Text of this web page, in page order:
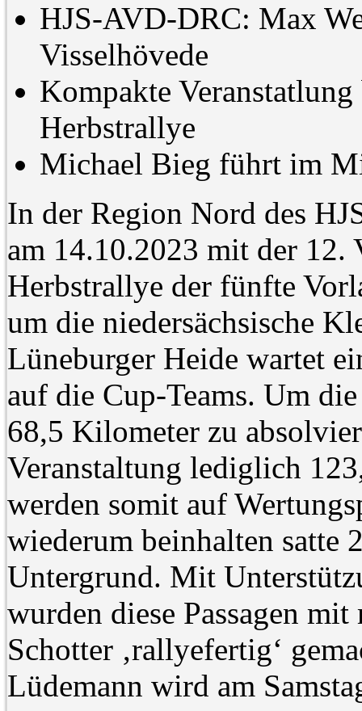
HJS-AVD-DRC: Max
Visselhövede
Kompakte
Herbstrallye
Michael Bieg führt im
In der Region Nord des
am 14.10.2023 mit der 12.
Herbstrallye der fünfte
um die niedersächsische
Lüneburger Heide wartet
auf die Cup-Teams. Um
68,5 Kilometer zu
Veranstaltung lediglich
werden somit auf
wiederum beinhalten satte
Untergrund. Mit
wurden diese Passagen
Schotter ‚rallyefertig‘
Lüdemann wird am